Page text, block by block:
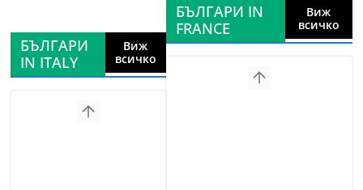
БЪЛГАРИ
IN ITALY
Виж
всичко
БЪЛГАРИ IN
FRANCE
Виж
всичко